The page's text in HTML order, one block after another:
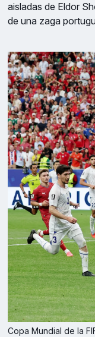
aisladas de Eldor
de una zaga
Copa Mundial de la